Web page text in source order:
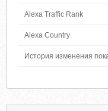
Alexa Traffic Rank
Alexa Country
История изменения